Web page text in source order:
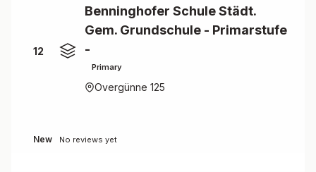
12
Benninghofer Schule Städt.
Gem. Grundschule - Primarstufe
-
Primary
Overgünne 125
New No reviews yet